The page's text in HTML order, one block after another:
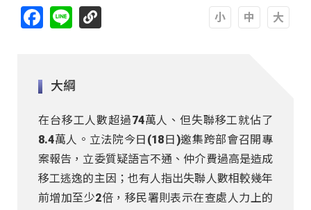
Facebook
Line
大綱
在台移工人數超過74萬人、但失聯移工就佔了
8.4萬人。立法院今日(18日)邀集跨部會召開專
案報告，立委質疑語言不通、仲介費過高是造成
移工逃逸的主因；也有人指出失聯人數相較幾年
前增加至少2倍，移民署則表示在查處人力上的